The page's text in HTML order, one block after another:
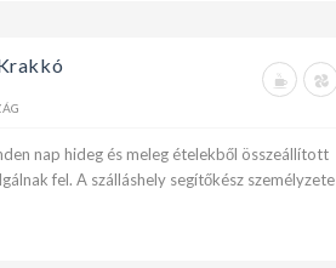
nap hideg és meleg ételekből összeállított
fel. A szálláshely segítőkész személyzete